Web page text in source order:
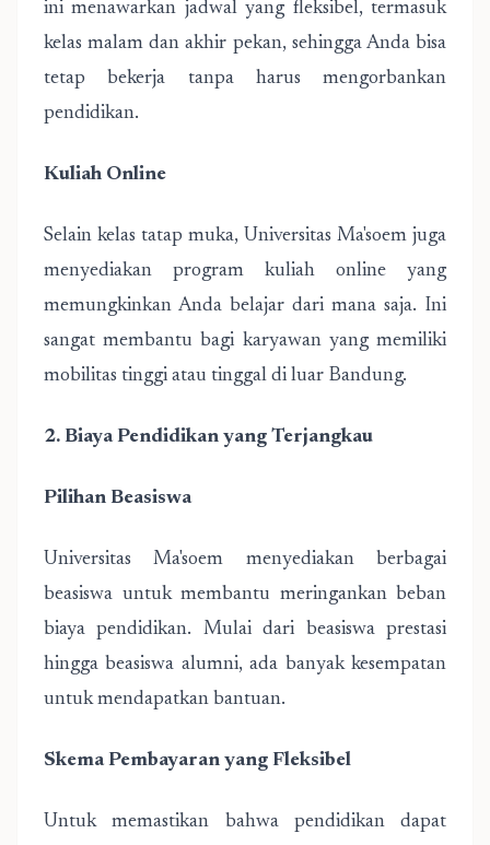
ini menawarkan jadwal yang fleksibel, termasuk
kelas malam dan akhir pekan, sehingga Anda bisa
tetap bekerja tanpa harus mengorbankan
pendidikan.
Kuliah Online
Selain kelas tatap muka, Universitas Ma'soem juga
menyediakan program kuliah online yang
memungkinkan Anda belajar dari mana saja. Ini
sangat membantu bagi karyawan yang memiliki
mobilitas tinggi atau tinggal di luar Bandung.
2. Biaya Pendidikan yang Terjangkau
Pilihan Beasiswa
Universitas Ma'soem menyediakan berbagai
beasiswa untuk membantu meringankan beban
biaya pendidikan. Mulai dari beasiswa prestasi
hingga beasiswa alumni, ada banyak kesempatan
untuk mendapatkan bantuan.
Skema Pembayaran yang Fleksibel
Untuk memastikan bahwa pendidikan dapat